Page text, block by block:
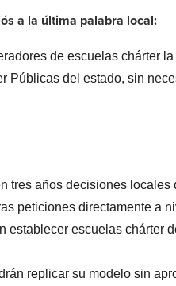
a la última palabra local:
de escuelas chárter
Públicas del estado, sin
tres años decisiones
peticiones directamente a
establecer escuelas chárter
replicar su modelo sin